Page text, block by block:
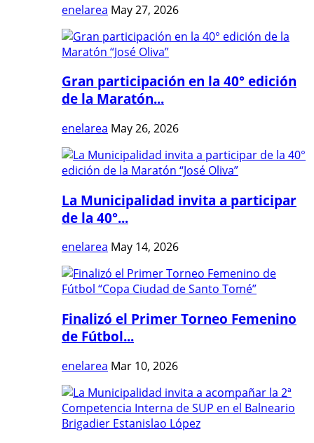
enelarea May 27, 2026
Gran participación en la 40° edición
de la Maratón...
enelarea May 26, 2026
La Municipalidad invita a participar
de la 40°...
enelarea May 14, 2026
Finalizó el Primer Torneo Femenino
de Fútbol...
enelarea Mar 10, 2026